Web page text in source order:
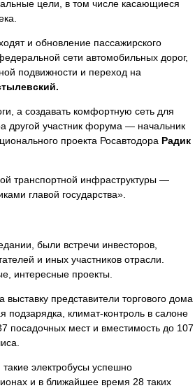
цели, в том числе касающиеся
и обновление пассажирского
сети автомобильных дорог,
подвижности и переход на
а создавать комфортную сеть для
участник форума — начальник
проекта Росавтодора Радик
транспортной инфраструктуры —
главой государства».
были встречи инвесторов,
и иных участников отрасли.
интересные проекты.
представители торгового дома
климат-контроль в салоне
посадочных мест и вместимость до 107
электробусы успешно
и в ближайшее время 28 таких